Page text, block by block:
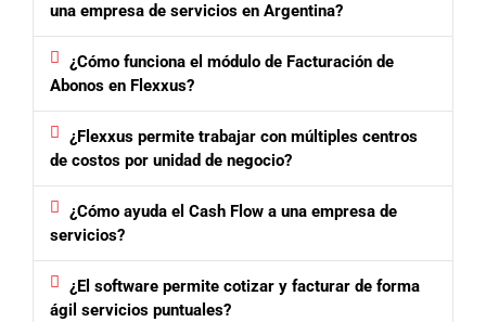
una empresa de servicios en Argentina?
¿Cómo funciona el módulo de Facturación de
Abonos en Flexxus?
¿Flexxus permite trabajar con múltiples centros
de costos por unidad de negocio?
¿Cómo ayuda el Cash Flow a una empresa de
servicios?
¿El software permite cotizar y facturar de forma
ágil servicios puntuales?